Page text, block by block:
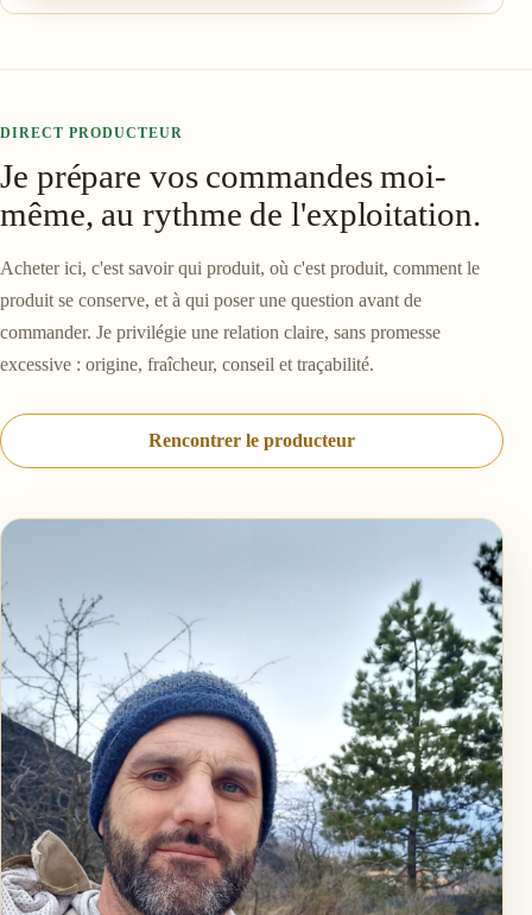
DIRECT PRODUCTEUR
Je prépare vos commandes moi-
même, au rythme de l'exploitation.
Acheter ici, c'est savoir qui produit, où c'est produit, comment le
produit se conserve, et à qui poser une question avant de
commander. Je privilégie une relation claire, sans promesse
excessive : origine, fraîcheur, conseil et traçabilité.
Rencontrer le producteur